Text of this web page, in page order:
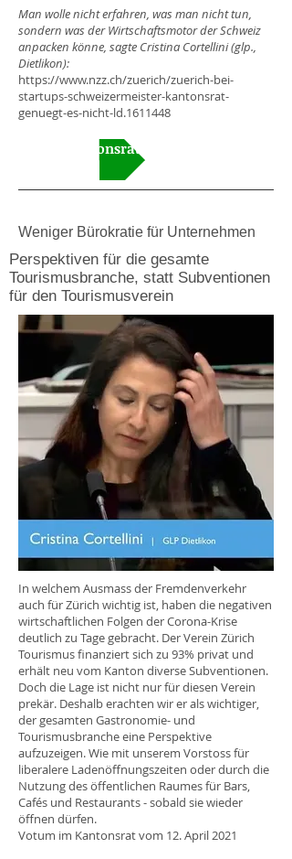
Man wolle nicht erfahren, was man nicht tun,
sondern was der Wirtschaftsmotor der Schweiz
anpacken könne, sagte Cristina Cortellini (glp.,
Dietlikon):
https://www.nzz.ch/zuerich/zuerich-bei-
startups-schweizermeister-kantonsrat-
genuegt-es-nicht-ld.1611448
Video Kantonsrat
Weniger Bürokratie für Unternehmen
Perspektiven für die gesamte
Tourismusbranche, statt Subventionen
für den Tourismusverein
In welchem Ausmass der Fremdenverkehr
auch für Zürich wichtig ist, haben die negativen
wirtschaftlichen Folgen der Corona-Krise
deutlich zu Tage gebracht. Der Verein Zürich
Tourismus finanziert sich zu 93% privat und
erhält neu vom Kanton diverse Subventionen.
Doch die Lage ist nicht nur für diesen Verein
prekär. Deshalb erachten wir er als wichtiger,
der gesamten Gastronomie- und
Tourismusbranche eine Perspektive
aufzuzeigen. Wie mit unserem Vorstoss für
liberalere Ladenöffnungszeiten oder durch die
Nutzung des öffentlichen Raumes für Bars,
Cafés und Restaurants - sobald sie wieder
öffnen dürfen.
Votum im Kantonsrat vom 12. April 2021